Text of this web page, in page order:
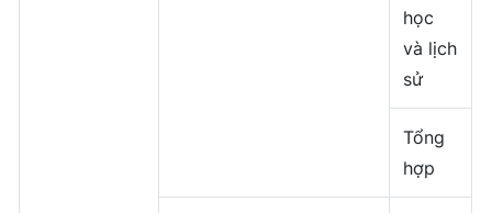
học
và lịch
sử
Tổng
hợp